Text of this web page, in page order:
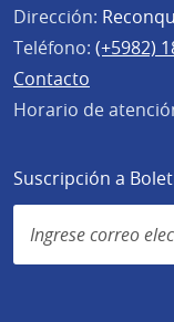
Dirección:
Teléfono: (+5982)
Contacto
Horario de
Suscripción a
Simplenews
subscription